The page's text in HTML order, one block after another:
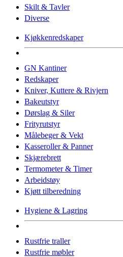
Skilt & Tavler
Diverse
Kjøkkenredskaper
GN Kantiner
Redskaper
Kniver, Kuttere & Rivjern
Bakeutstyr
Dørslag & Siler
Frityrutstyr
Målebeger & Vekt
Kasseroller & Panner
Skjærebrett
Termometer & Timer
Arbeidstøy
Kjøtt tilberedning
Hygiene & Lagring
Rustfrie traller
Rustfrie møbler